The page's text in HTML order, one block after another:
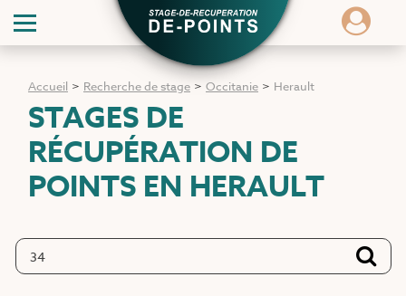
Accueil > Recherche de stage > Occitanie > Herault
STAGES DE
RÉCUPÉRATION DE
POINTS EN HERAULT